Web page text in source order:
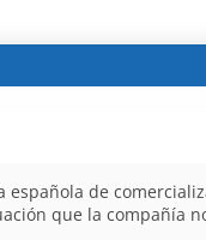
de
que la compañía